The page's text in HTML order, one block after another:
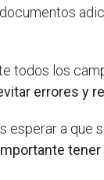
todos los
errores y
esperar a